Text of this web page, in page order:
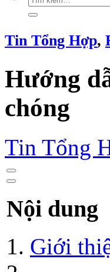
Tin Tổng Hợp,
Hướng
chóng
Tin Tổng
Nội dung
Giới